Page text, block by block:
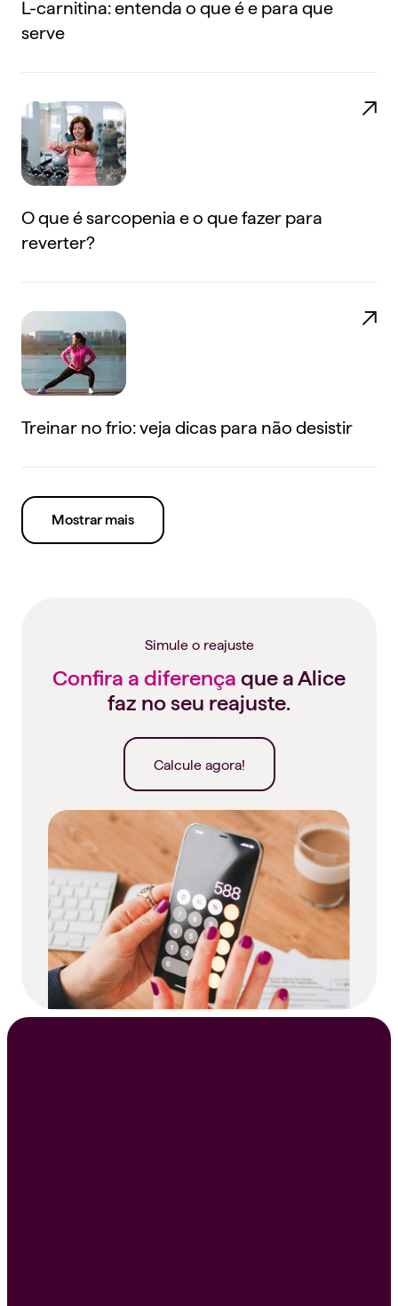
L-carnitina: entenda o que é e para que
serve
O que é sarcopenia e o que fazer para
reverter?
Treinar no frio: veja dicas para não desistir
Mostrar mais
Simule o reajuste
Confira a diferença que a Alice
faz no seu reajuste.
Calcule agora!